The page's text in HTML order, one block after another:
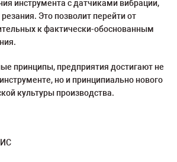
инструмента с датчиками вибрации,
Это позволит перейти от
к фактически-обоснованным
принципы, предприятия достигают не
но и принципиально нового
культуры производства.